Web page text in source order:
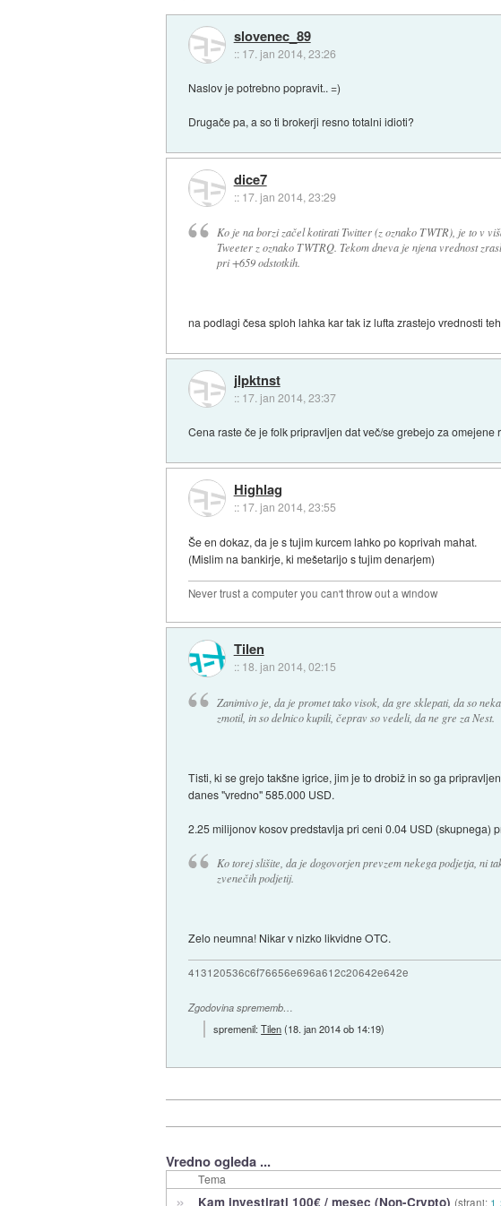
slovenec_89
:: 17. jan 2014, 23:26
Naslov je potrebno popravit.. =)
Drugače pa, a so ti brokerji resno totalni idioti?
dice7
:: 17. jan 2014, 23:29
Ko je na borzi začel kotirati Twitter (z oznako TWTR), je to v
Tweeter z oznako TWTRQ. Tekom dneva je njena vrednost
pri +659 odstotkih.
na podlagi česa sploh lahka kar tak iz lufta zrastejo vrednosti
jlpktnst
:: 17. jan 2014, 23:37
Cena raste če je folk pripravljen dat več/se grebejo za
Highlag
:: 17. jan 2014, 23:55
Še en dokaz, da je s tujim kurcem lahko po koprivah mahat.
(Mislim na bankirje, ki mešetarijo s tujim denarjem)
Never trust a computer you can't throw out a window
Tilen
:: 18. jan 2014, 02:15
Zanimivo je, da je promet tako visok, da gre sklepati, da so
zmotil, in so delnico kupili, čeprav so vedeli, da ne gre za Nest.
Tisti, ki se grejo takšne igrice, jim je to drobiž in so ga
danes "vredno" 585.000 USD.
2.25 milijonov kosov predstavlja pri ceni 0.04 USD (skupnega)
Ko torej slišite, da je dogovorjen prevzem nekega podjetja, ni
zvenečih podjetij.
Zelo neumna! Nikar v nizko likvidne OTC.
413120536c6f76656e696a612c20642e642e
Zgodovina sprememb…
spremenil:Tilen(18. jan 2014 ob 14:19)
Vredno ogleda ...
Tema
» Kam investirati 100€ / mesec (Non-Crypto) (strani: 1